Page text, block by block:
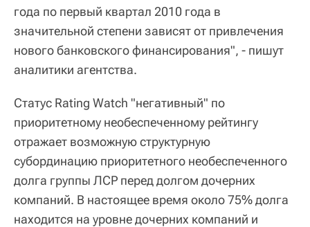
года по первый квартал 2010 года в
значительной степени зависят от привлечения
нового банковского финансирования", - пишут
аналитики агентства.
Статус Rating Watch "негативный" по
приоритетному необеспеченному рейтингу
отражает возможную структурную
субординацию приоритетного необеспеченного
долга группы ЛСР перед долгом дочерних
компаний. В настоящее время около 75% долга
находится на уровне дочерних компаний и